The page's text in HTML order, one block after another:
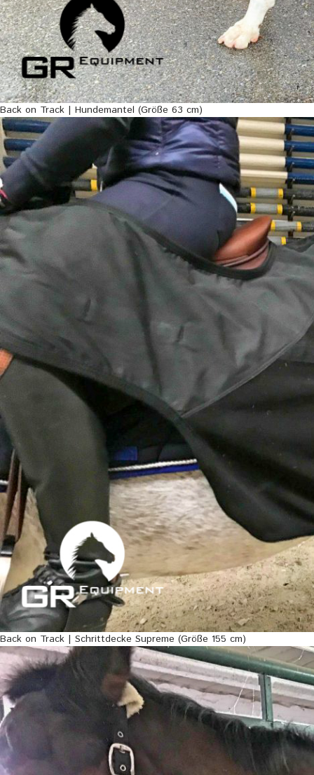
Back on Track | Hundemantel (Größe 63 cm)
Back on Track | Schrittdecke Supreme (Größe 155 cm)